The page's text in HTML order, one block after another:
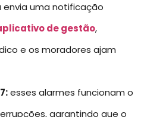
uma notificação
de gestão,
e os moradores ajam
esses alarmes funcionam o
garantindo que o